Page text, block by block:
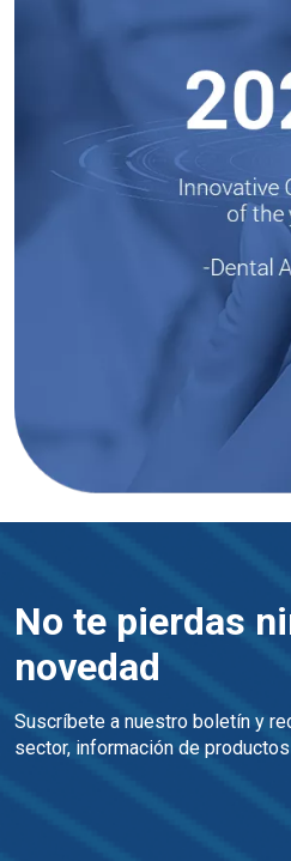
No te pierdas
novedad
Suscríbete a nuestro boletín y
sector, información de